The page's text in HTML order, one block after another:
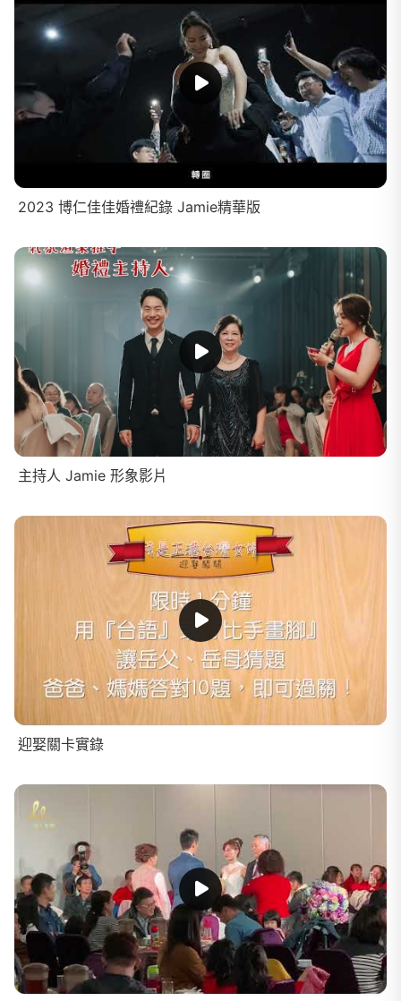
2023 博仁佳佳婚禮紀錄 Jamie精華版
主持人 Jamie 形象影片
迎娶關卡實錄